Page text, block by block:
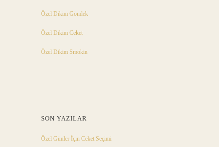
Özel Dikim Gömlek
Özel Dikim Ceket
Özel Dikim Smokin
SON YAZILAR
Özel Günler İçin Ceket Seçimi